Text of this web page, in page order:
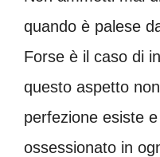
quando è palese
Forse è il caso di
questo aspetto
perfezione esiste
ossessionato in